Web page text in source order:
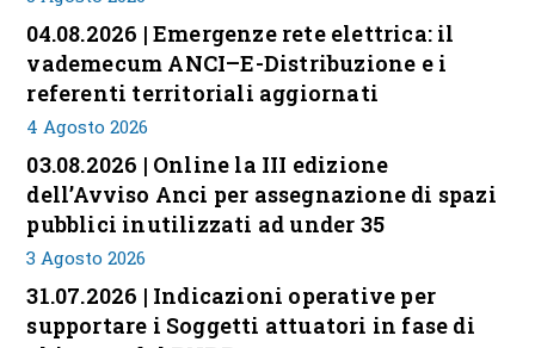
04.08.2026 | Emergenze rete elettrica: il
vademecum ANCI–E-Distribuzione e i
referenti territoriali aggiornati
4 Agosto 2026
03.08.2026 | Online la III edizione
dell’Avviso Anci per assegnazione di spazi
pubblici inutilizzati ad under 35
3 Agosto 2026
31.07.2026 | Indicazioni operative per
supportare i Soggetti attuatori in fase di